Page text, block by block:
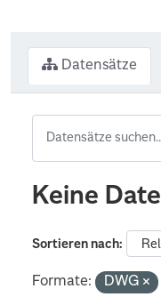
Datensätze
Keine
Sortieren nach
Formate: DWG